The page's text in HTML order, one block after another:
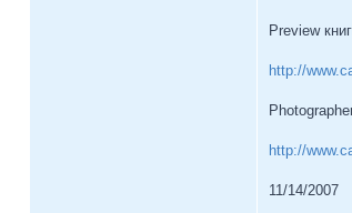
Preview
http://
http://
11/14/2007